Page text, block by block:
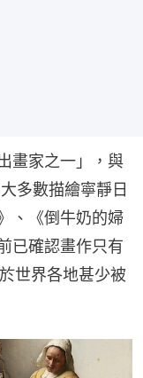
畫家之一」，與
多數描繪寧靜日
、《倒牛奶的婦
已確認畫作只有
世界各地甚少被